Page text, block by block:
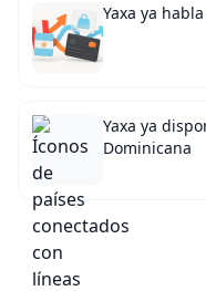
Yaxa ya
Yaxa ya
Dominicana